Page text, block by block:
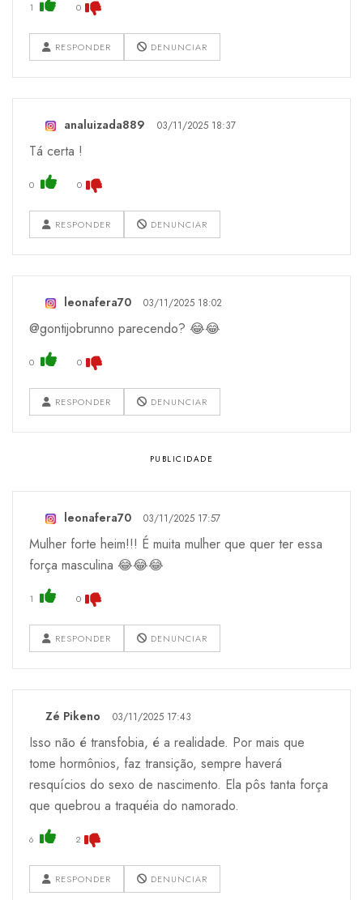
1 0
RESPONDER DENUNCIAR
analuizada889 03/11/2025 18:37
Tá certa !
0 0
RESPONDER DENUNCIAR
leonafera70 03/11/2025 18:02
@gontijobrunno parecendo? 😂😂
0 0
RESPONDER DENUNCIAR
leonafera70 03/11/2025 17:57
Mulher forte heim!!! É muita mulher que quer ter essa
força masculina 😂😂😂
1 0
RESPONDER DENUNCIAR
Zé Pikeno 03/11/2025 17:43
Isso não é transfobia, é a realidade. Por mais que
tome hormônios, faz transição, sempre haverá
resquícios do sexo de nascimento. Ela pôs tanta força
que quebrou a traquéia do namorado.
6 2
RESPONDER DENUNCIAR